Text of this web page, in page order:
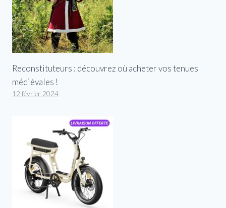
Reconstituteurs : découvrez où acheter vos tenues
médiévales !
12 février 2024